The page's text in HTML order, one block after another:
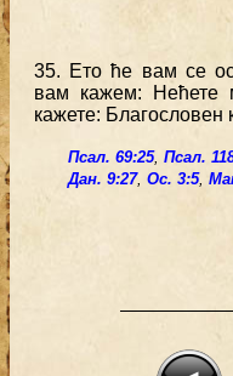
35. Ето ће вам се
вам кажем: Нећете
кажете: Благословен
Псал. 69:25, Псал.
Дан. 9:27, Ос. 3:5,